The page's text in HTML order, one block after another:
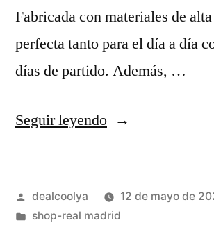
Fabricada con materiales de
perfecta tanto para el día a día
días de partido. Además, …
Seguir leyendo«camiseta
gris
Publicado
por
dealcoolya
12 de mayo de
Publicado
shop-real madrid